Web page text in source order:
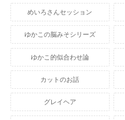
めいろさんセッション
ゆかこの脳みそシリーズ
ゆかこ的似合わせ論
カットのお話
グレイヘア